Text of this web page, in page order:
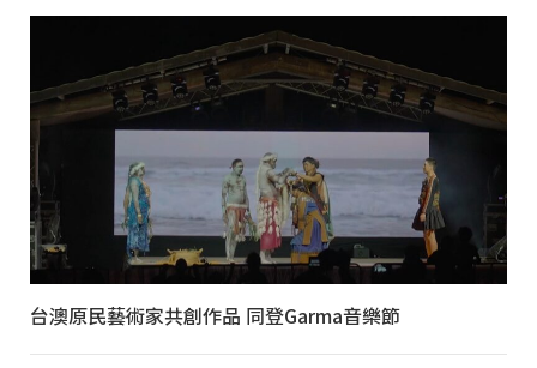
台澳原民藝術家共創作品 同登Garma音樂節